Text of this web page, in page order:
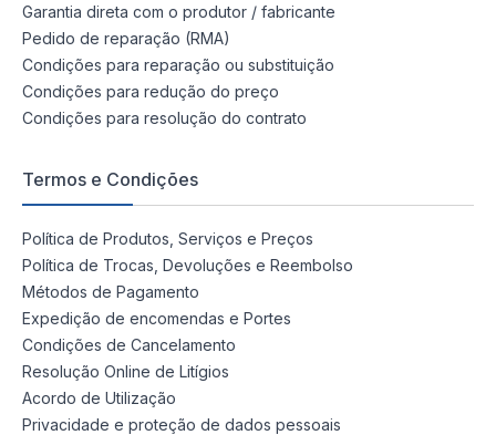
Garantia direta com o produtor / fabricante
Pedido de reparação (RMA)
Condições para reparação ou substituição
Condições para redução do preço
Condições para resolução do contrato
Termos e Condições
Política de Produtos, Serviços e Preços
Política de Trocas, Devoluções e Reembolso
Métodos de Pagamento
Expedição de encomendas e Portes
Condições de Cancelamento
Resolução Online de Litígios
Acordo de Utilização
Privacidade e proteção de dados pessoais